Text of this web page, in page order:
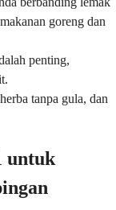
goreng dan
penting,
tanpa gula, dan
untuk